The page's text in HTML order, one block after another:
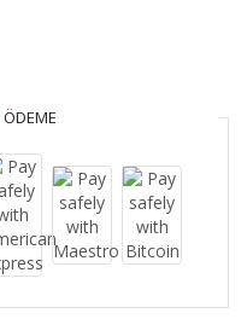
ÖDEME